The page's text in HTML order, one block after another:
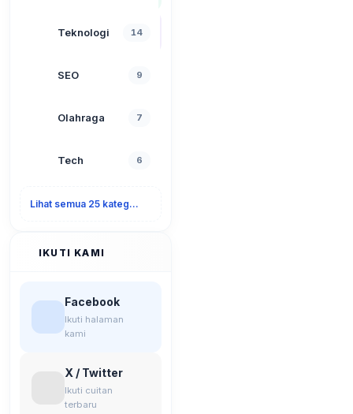
Teknologi 14
SEO 9
Olahraga 7
Tech 6
Lihat semua 25 kategori
IKUTI KAMI
Facebook
Ikuti halaman
kami
X / Twitter
Ikuti cuitan
terbaru